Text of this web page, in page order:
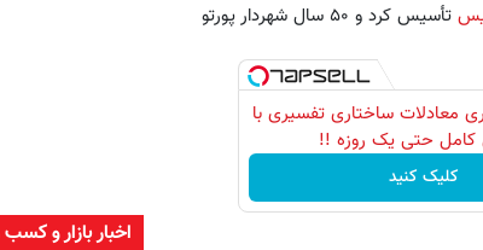
تأسیس کرد و ۵۰ سال شهردار پورتو
معادلات ساختاری تفسیری با
کامل حتی یک روزه !!
کلیک کنید
اخبار بازار و کسب